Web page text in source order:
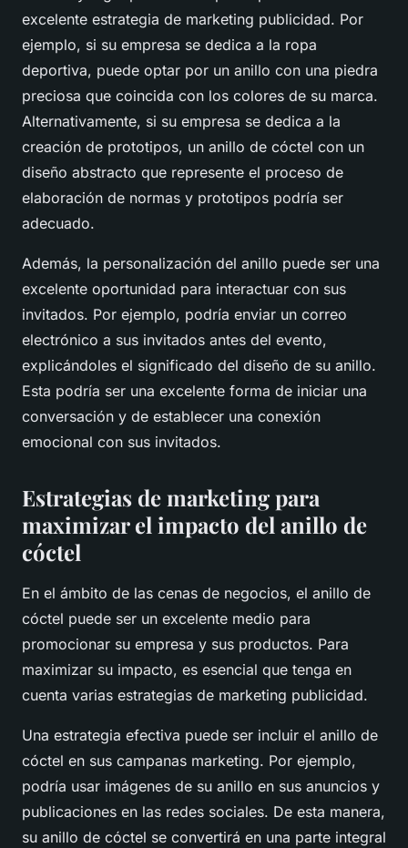
excelente estrategia de marketing publicidad. Por
ejemplo, si su empresa se dedica a la ropa
deportiva, puede optar por un anillo con una piedra
preciosa que coincida con los colores de su marca.
Alternativamente, si su empresa se dedica a la
creación de prototipos, un anillo de cóctel con un
diseño abstracto que represente el proceso de
elaboración de normas y prototipos podría ser
adecuado.
Además, la personalización del anillo puede ser una
excelente oportunidad para interactuar con sus
invitados. Por ejemplo, podría enviar un correo
electrónico a sus invitados antes del evento,
explicándoles el significado del diseño de su anillo.
Esta podría ser una excelente forma de iniciar una
conversación y de establecer una conexión
emocional con sus invitados.
Estrategias de marketing para
maximizar el impacto del anillo de
cóctel
En el ámbito de las cenas de negocios, el anillo de
cóctel puede ser un excelente medio para
promocionar su empresa y sus productos. Para
maximizar su impacto, es esencial que tenga en
cuenta varias estrategias de marketing publicidad.
Una estrategia efectiva puede ser incluir el anillo de
cóctel en sus campanas marketing. Por ejemplo,
podría usar imágenes de su anillo en sus anuncios y
publicaciones en las redes sociales. De esta manera,
su anillo de cóctel se convertirá en una parte integral